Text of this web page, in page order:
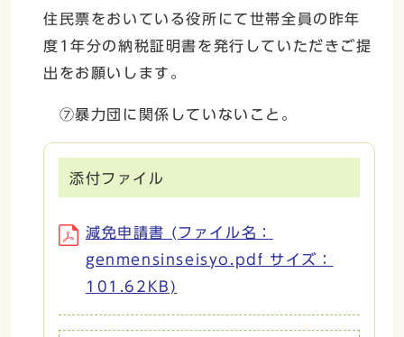
住民票をおいている役所にて世帯全員の昨年
度1年分の納税証明書を発行していただきご提
出をお願いします。
⑦暴力団に関係していないこと。
添付ファイル
減免申請書 (ファイル名：
genmensinseisyo.pdf サイズ：
101.62KB)